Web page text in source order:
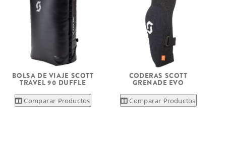
BOLSA DE VIAJE SCOTT
TRAVEL 90 DUFFLE
Comparar Productos
CODERAS SCOTT
GRENADE EVO
Comparar Productos